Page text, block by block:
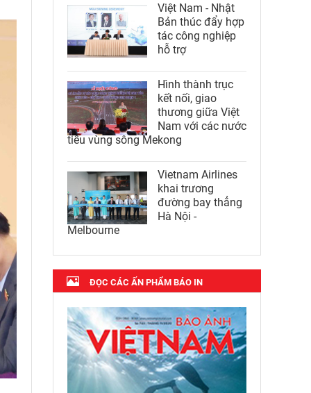
Việt Nam - Nhật
Bản thúc đẩy hợp
tác công nghiệp
hỗ trợ
Hình thành trục
kết nối, giao
thương giữa Việt
Nam với các nước
tiểu vùng sông Mekong
Vietnam Airlines
khai trương
đường bay thẳng
Hà Nội -
Melbourne
ĐỌC CÁC ẤN PHẨM BÁO IN